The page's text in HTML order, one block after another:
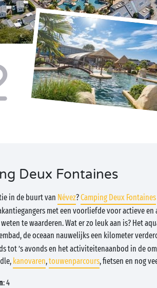
Deux Fontaines
in de buurt van Névez?Camping Deux Fontaines
met een voorliefde voor actieve en
te waarderen. Wat er zo leuk aan is? Het
de oceaan nauwelijks een kilometer
tot ’s avonds en het activiteitenaanbod in de
kanovaren,touwenparcours, fietsen en nog
: 4